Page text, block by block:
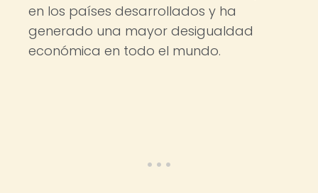
en los países desarrollados y ha
generado una mayor desigualdad
económica en todo el mundo.